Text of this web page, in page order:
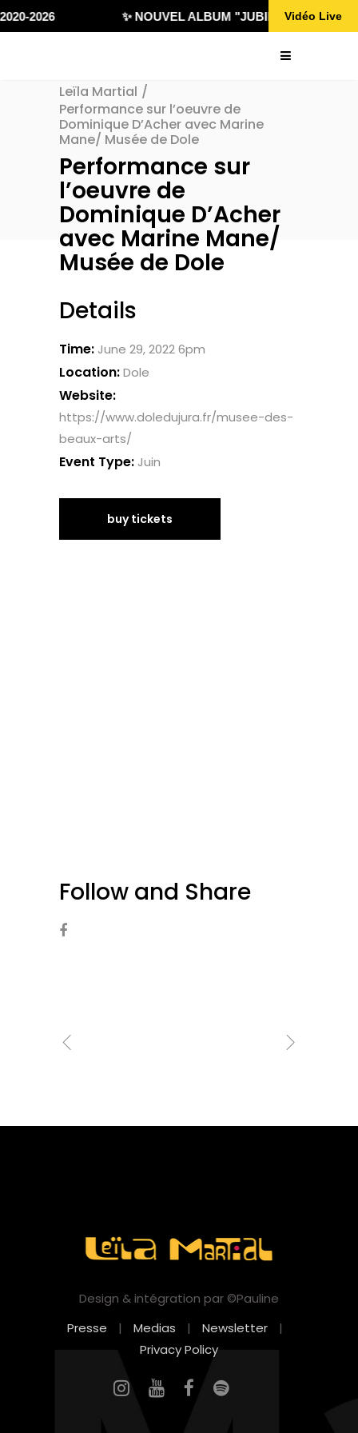
2026 ✨ NOUVEL ALBUM "JUBILÄ 432"Vidéo Live
Leïla Martial /
Performance sur l’oeuvre de
Dominique D’Acher avec Marine
Mane/ Musée de Dole
Performance sur
l’oeuvre de
Dominique D’Acher
avec Marine Mane/
Musée de Dole
Details
Time: June 29, 2022 6pm
Location:Dole
Website:
https://www.doledujura.fr/musee-des-
beaux-arts/
Event Type: Juin
buy tickets
Follow and Share
Design & intégration par ©Pauline
Presse
| Medias | Newsletter
|
Privacy Policy